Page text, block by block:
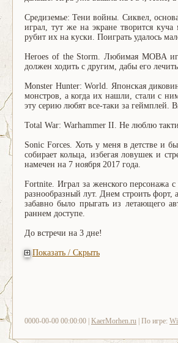
Средиземье: Тени войны. Сиквел,
играл, тут же на экране творится
рубит их на куски. Поиграть удалось
Heroes of the Storm. Любимая MOBA
должен ходить с другим, дабы его
Monster Hunter: World. Японская
монстров, а когда их нашли, стали с
эту серию любят все-таки за геймплей.
Total War: Warhammer II. Не люблю
Sonic Forces. Хоть у меня в детстве и
собирает кольца, избегая ловушек и
намечен на 7 ноября 2017 года.
Fortnite. Играл за женского персонажа
разнообразный лут. Днем строить
забавно было прыгать из летающего
раннем доступе.
До встречи на 3 дне!
Показать / Скрыть
0000-00-00 00:00:00 | KaerMorhen.ru | По игре: